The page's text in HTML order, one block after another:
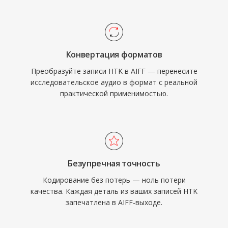
Контейнер поддерживает различные
частоты дискретизации и разрядность до 32
бит, обеспечивая высококачественные
рабочие процессы, превышающие
характеристики CD. Для тех, кто ставит
целостность звука выше экономии
Конвертация форматов
Преобразуйте записи HTK в AIFF — перенесите
исследовательское аудио в формат с реальной
практической применимостью.
Безупречная точность
Кодирование без потерь — ноль потери
качества. Каждая деталь из ваших записей HTK
запечатлена в AIFF-выходе.